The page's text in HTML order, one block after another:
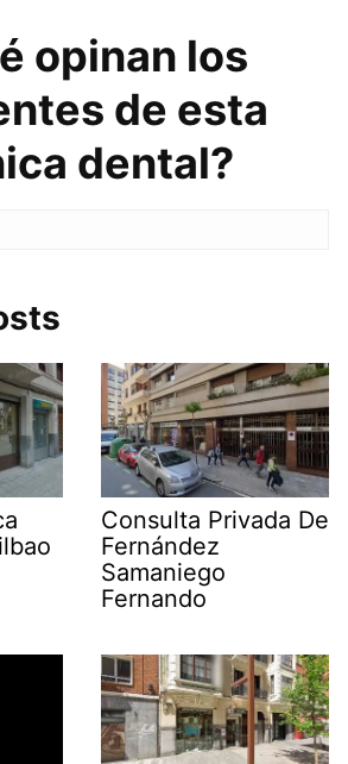
opinan los
de esta
dental?
Consulta Privada De
Fernández
Samaniego
Fernando